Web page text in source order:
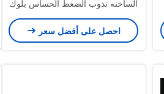
الساخنه نذوب الضغط الحساس بلوك
احصل على أفضل سعر